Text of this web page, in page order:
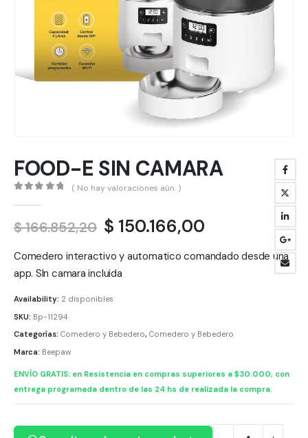
FOOD-E SIN CAMARA
( No hay valoraciones aún. )
$166.852,20 El
original
era:
$ 166.852,20.
$ 150.166,00
actual
Comedero interactivo y automatico comandado desde una
app. SIn camara incluida
Availability: 2 disponibles
SKU: Bp-11294
Categorías: Comedero y Bebedero, Comedero y Bebedero
Marca: Beepaw
ENVÍO GRATIS: en Resistencia en compras superiores a $30.000, con
entrega programada dentro de las 24 hs de realizada la compra.